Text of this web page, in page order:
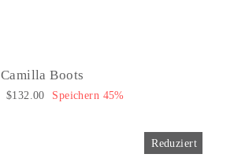
Camilla Boots
Sonderpreis
$132.00 Speichern 45%
Reduziert